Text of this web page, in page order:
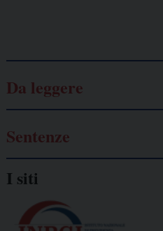
Da leggere
Sentenze
I siti